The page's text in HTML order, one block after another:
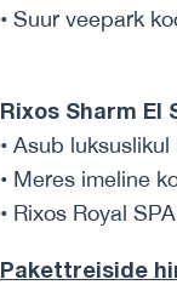
• Suur veepark
Rixos Sharm El
• Asub
• Meres imeline
• Rixos Royal
Pakettreiside